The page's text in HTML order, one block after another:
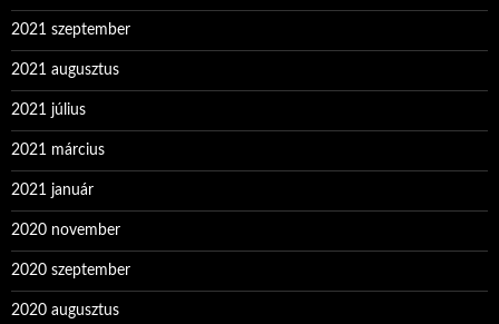
2021 szeptember
2021 augusztus
2021 július
2021 március
2021 január
2020 november
2020 szeptember
2020 augusztus